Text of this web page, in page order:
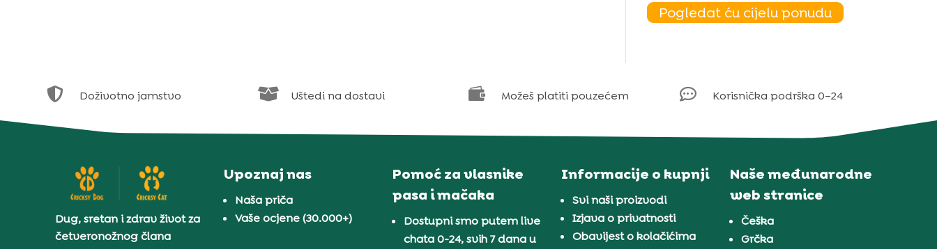
Pogledat ću cijelu ponudu
 Doživotno jamstvo  Uštedi na dostavi  Možeš platiti pouzećem  Korisnička podrška 0–24
Dug, sretan i zdrav život za
četveronožnog člana
Upoznaj nas
Naša priča
Vaše ocjene (30.000+)
Pomoć za vlasnike
pasa i mačaka
Dostupni smo putem live
chata 0-24, svih 7 dana u
Informacije o kupnji
Svi naši proizvodi
Izjava o privatnosti
Obavijest o kolačićima
Naše međunarodne
web stranice
Češka
Grčka